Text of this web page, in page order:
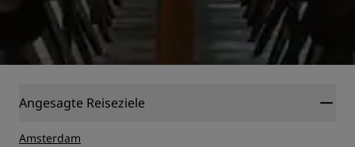
Angesagte Reiseziele
Amsterdam